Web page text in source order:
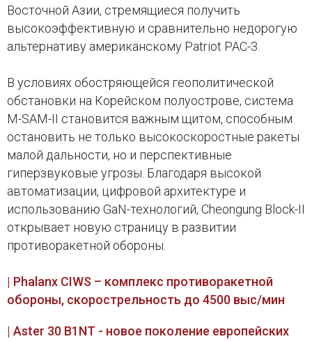
Восточной Азии, стремящиеся получить
высокоэффективную и сравнительно недорогую
альтернативу американскому Patriot PAC-3.
В условиях обостряющейся геополитической
обстановки на Корейском полуострове, система
M-SAM-II становится важным щитом, способным
остановить не только высокоскоростные ракеты
малой дальности, но и перспективные
гиперзвуковые угрозы. Благодаря высокой
автоматизации, цифровой архитектуре и
использованию GaN-технологий, Cheongung Block-II
открывает новую страницу в развитии
противоракетной обороны.
| Phalanx CIWS – комплекс противоракетной
обороны, скорострельность до 4500 выс/мин
| Aster 30 B1NT - новое поколение европейских